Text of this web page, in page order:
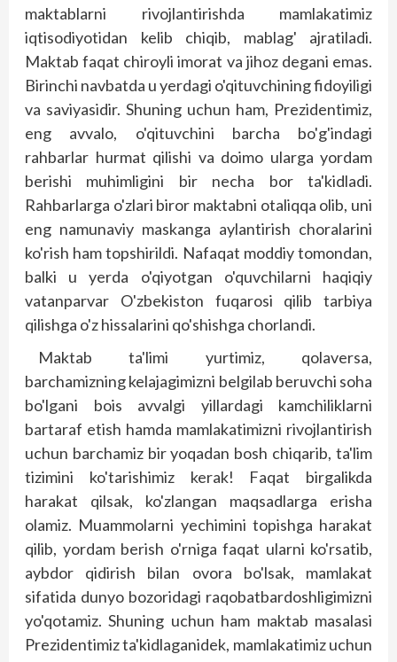
maktablarni rivojlantirishda mamlakatimiz
iqtisodiyotidan kelib chiqib, mablag' ajratiladi.
Maktab faqat chiroyli imorat va jihoz degani emas.
Birinchi navbatda u yerdagi o'qituvchining fidoyiligi
va saviyasidir. Shuning uchun ham, Prezidentimiz,
eng avvalo, o'qituvchini barcha bo'g'indagi
rahbarlar hurmat qilishi va doimo ularga yordam
berishi muhimligini bir necha bor ta'kidladi.
Rahbarlarga o'zlari biror maktabni otaliqqa olib, uni
eng namunaviy maskanga aylantirish choralarini
ko'rish ham topshirildi. Nafaqat moddiy tomondan,
balki u yerda o'qiyotgan o'quvchilarni haqiqiy
vatanparvar O'zbekiston fuqarosi qilib tarbiya
qilishga o'z hissalarini qo'shishga chorlandi.
Maktab ta'limi yurtimiz, qolaversa,
barchamizning kelajagimizni belgilab beruvchi soha
bo'lgani bois avvalgi yillardagi kamchiliklarni
bartaraf etish hamda mamlakatimizni rivojlantirish
uchun barchamiz bir yoqadan bosh chiqarib, ta'lim
tizimini ko'tarishimiz kerak! Faqat birgalikda
harakat qilsak, ko'zlangan maqsadlarga erisha
olamiz. Muammolarni yechimini topishga harakat
qilib, yordam berish o'rniga faqat ularni ko'rsatib,
aybdor qidirish bilan ovora bo'lsak, mamlakat
sifatida dunyo bozoridagi raqobatbardoshligimizni
yo'qotamiz. Shuning uchun ham maktab masalasi
Prezidentimiz ta'kidlaganidek, mamlakatimiz uchun